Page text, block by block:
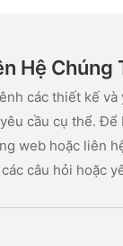
Hệ Chúng
các thiết kế
cầu cụ thể.
web hoặc liên
câu hỏi hoặc